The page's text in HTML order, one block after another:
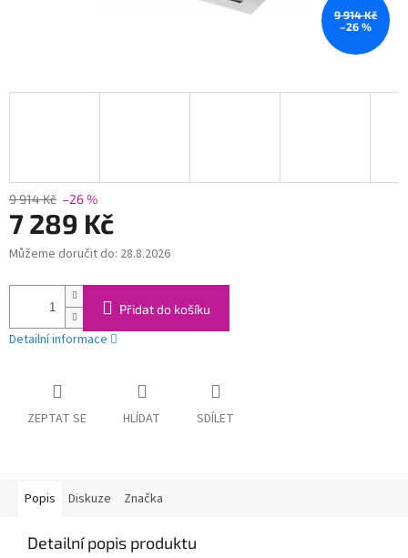
9 914 Kč
–26 %
9 914 Kč –26 %
7 289 Kč
Měrná
Můžeme doručit do: 28.8.2026
Přidat do košíku
Detailní informace
ZEPTAT SE HLÍDAT SDÍLET
Popis Diskuze Značka
Detailní popis produktu